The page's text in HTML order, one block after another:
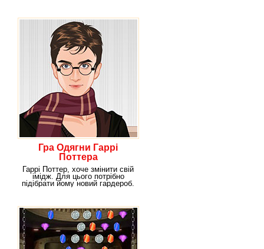
Гра Одягни Гаррі
Поттера
Гаррі Поттер, хоче змінити свій
імідж. Для цього потрібно
підібрати йому новий гардероб.